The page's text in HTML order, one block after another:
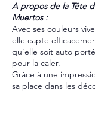
A propos de la Tête
Muertos :
Avec ses couleurs
elle capte
qu'elle soit auto
pour la caler.
Grâce à une
sa place dans les